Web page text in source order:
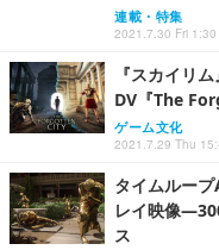
連載・特集
2021.7.30 Fri 1:30
『スカイリ
DV『The
ゲーム文化
2021.7.29 Thu
タイムルー
レイ映像
ス